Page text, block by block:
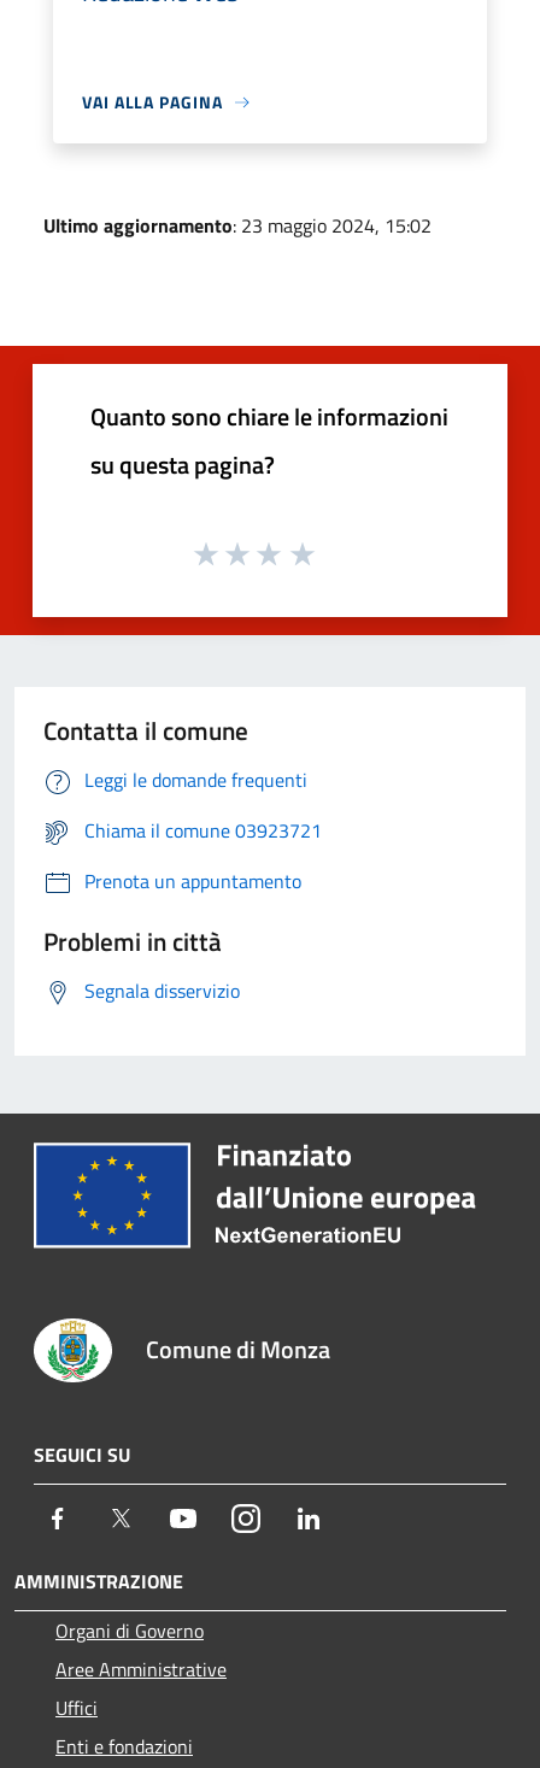
VAI ALLA PAGINA
Ultimo aggiornamento: 23 maggio 2024, 15:02
Quanto sono chiare le informazioni
su questa pagina?
Contatta il comune
Leggi le domande frequenti
Chiama il comune 03923721
Prenota un appuntamento
Problemi in città
Segnala disservizio
Comune di Monza
SEGUICI SU
Facebook Twitter YoutubeInstagram
AMMINISTRAZIONE
Organi di Governo
Aree Amministrative
Uffici
Enti e fondazioni